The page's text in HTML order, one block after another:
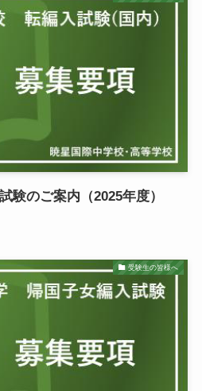
験のご案内（2025年度）
受験生の皆様へ